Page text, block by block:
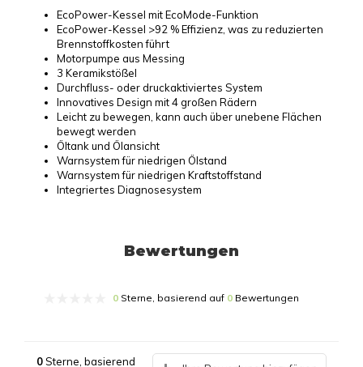
EcoPower-Kessel mit EcoMode-Funktion
EcoPower-Kessel >92 % Effizienz, was zu reduzierten
Brennstoffkosten führt
Motorpumpe aus Messing
3 Keramikstößel
Durchfluss- oder druckaktiviertes System
Innovatives Design mit 4 großen Rädern
Leicht zu bewegen, kann auch über unebene Flächen
bewegt werden
Öltank und Ölansicht
Warnsystem für niedrigen Ölstand
Warnsystem für niedrigen Kraftstoffstand
Integriertes Diagnosesystem
Bewertungen
0 Sterne, basierend auf 0 Bewertungen
0Sterne, basierend